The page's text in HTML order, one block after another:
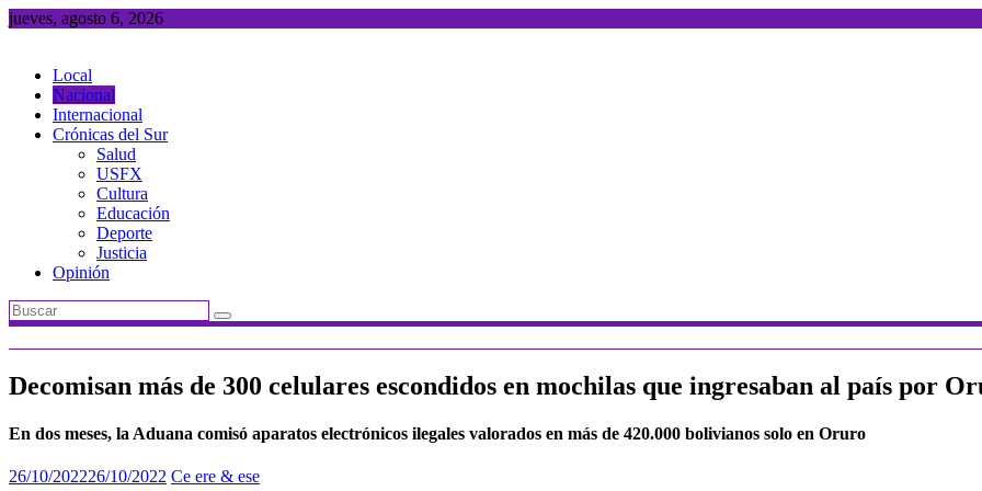
Saltar
jueves, agosto 6, 2026
Local
Nacional
Internacional
Crónicas del Sur
Salud
USFX
Cultura
Educación
Deporte
Justicia
Opinión
Decomisan más de 300 celulares escondidos en mochilas que ingresaban al país por
En dos meses, la Aduana comisó aparatos electrónicos ilegales valorados en más de 420.000 bolivianos solo en Oruro
26/10/202226/10/2022 Ce ere & ese